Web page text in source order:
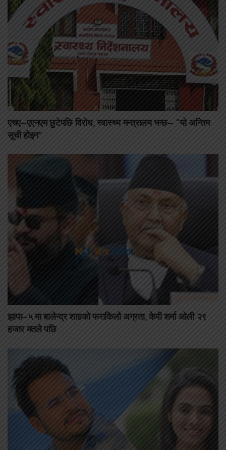
एचए–एएनएम छुटेपछि विरोध, स्वास्थ्य मन्त्रालय भन्छ– “यो अन्तिम
सूची होइन”
झापा–५ मा बालेन्द्र शाहको फराकिलो अग्रता, केपी शर्मा ओली २९
हजार मतले पछि